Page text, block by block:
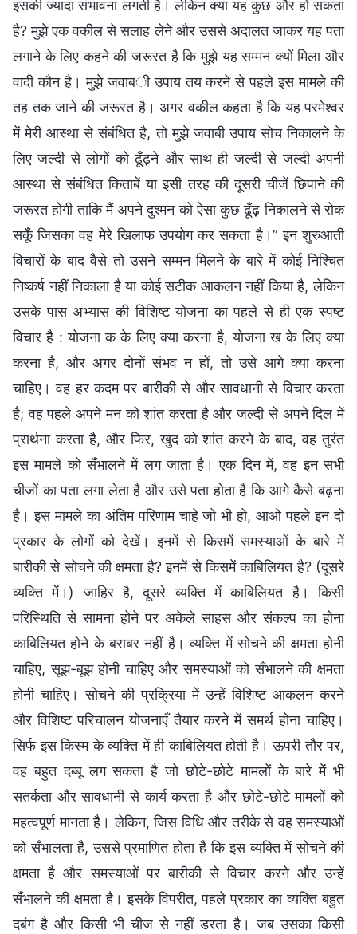
इसकी ज्यादा संभावना लगती है। लेकिन क्या यह कुछ और हो सकता
है? मुझे एक वकील से सलाह लेने और उससे अदालत जाकर यह पता
लगाने के लिए कहने की जरूरत है कि मुझे यह सम्मन क्यों मिला और
वादी कौन है। मुझे जवाबी उपाय तय करने से पहले इस मामले की
तह तक जाने की जरूरत है। अगर वकील कहता है कि यह परमेश्वर
में मेरी आस्था से संबंधित है, तो मुझे जवाबी उपाय सोच निकालने के
लिए जल्दी से लोगों को ढूँढ़ने और साथ ही जल्दी से जल्दी अपनी
आस्था से संबंधित किताबें या इसी तरह की दूसरी चीजें छिपाने की
जरूरत होगी ताकि मैं अपने दुश्मन को ऐसा कुछ ढूँढ़ निकालने से रोक
सकूँ जिसका वह मेरे खिलाफ उपयोग कर सकता है।” इन शुरुआती
विचारों के बाद वैसे तो उसने सम्मन मिलने के बारे में कोई निश्चित
निष्कर्ष नहीं निकाला है या कोई सटीक आकलन नहीं किया है, लेकिन
उसके पास अभ्यास की विशिष्ट योजना का पहले से ही एक स्पष्ट
विचार है : योजना क के लिए क्या करना है, योजना ख के लिए क्या
करना है, और अगर दोनों संभव न हों, तो उसे आगे क्या करना
चाहिए। वह हर कदम पर बारीकी से और सावधानी से विचार करता
है; वह पहले अपने मन को शांत करता है और जल्दी से अपने दिल में
प्रार्थना करता है, और फिर, खुद को शांत करने के बाद, वह तुरंत
इस मामले को सँभालने में लग जाता है। एक दिन में, वह इन सभी
चीजों का पता लगा लेता है और उसे पता होता है कि आगे कैसे बढ़ना
है। इस मामले का अंतिम परिणाम चाहे जो भी हो, आओ पहले इन दो
प्रकार के लोगों को देखें। इनमें से किसमें समस्याओं के बारे में
बारीकी से सोचने की क्षमता है? इनमें से किसमें काबिलियत है? (दूसरे
व्यक्ति में।) जाहिर है, दूसरे व्यक्ति में काबिलियत है। किसी
परिस्थिति से सामना होने पर अकेले साहस और संकल्प का होना
काबिलियत होने के बराबर नहीं है। व्यक्ति में सोचने की क्षमता होनी
चाहिए, सूझ-बूझ होनी चाहिए और समस्याओं को सँभालने की क्षमता
होनी चाहिए। सोचने की प्रक्रिया में उन्हें विशिष्ट आकलन करने
और विशिष्ट परिचालन योजनाएँ तैयार करने में समर्थ होना चाहिए।
सिर्फ इस किस्म के व्यक्ति में ही काबिलियत होती है। ऊपरी तौर पर,
वह बहुत दब्बू लग सकता है जो छोटे-छोटे मामलों के बारे में भी
सतर्कता और सावधानी से कार्य करता है और छोटे-छोटे मामलों को
महत्वपूर्ण मानता है। लेकिन, जिस विधि और तरीके से वह समस्याओं
को सँभालता है, उससे प्रमाणित होता है कि इस व्यक्ति में सोचने की
क्षमता है और समस्याओं पर बारीकी से विचार करने और उन्हें
सँभालने की क्षमता है। इसके विपरीत, पहले प्रकार का व्यक्ति बहुत
दबंग है और किसी भी चीज से नहीं डरता है। जब उसका किसी